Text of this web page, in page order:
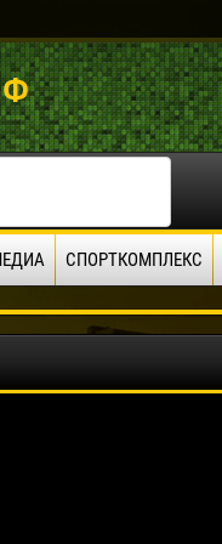
СПОРТКОМПЛЕКС